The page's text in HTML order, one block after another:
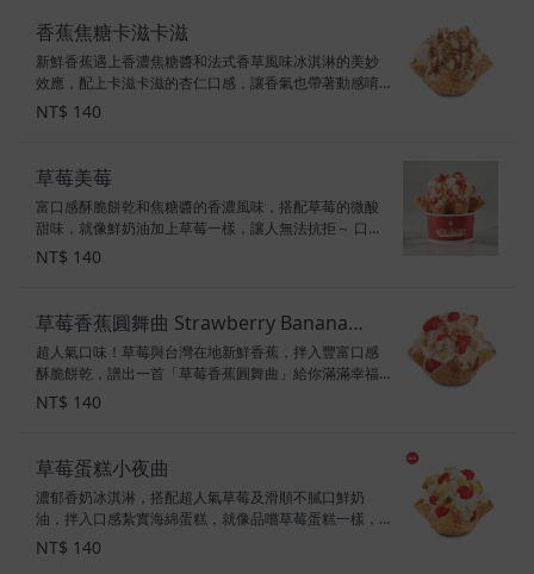
香蕉焦糖卡滋卡滋
新鮮香蕉遇上香濃焦糖醬和法式香草風味冰淇淋的美妙
效應，配上卡滋卡滋的杏仁口感，讓香氣也帶著動感唷
～ 配料：焦糖醬、香蕉、烤杏仁 甜度：3顆半星 素食標
示：奶蛋素
NT$ 140
草莓美莓
富口感酥脆餅乾和焦糖醬的香濃風味，搭配草莓的微酸
甜味，就像鮮奶油加上草莓一樣，讓人無法抗拒～ 口
味：草莓冰淇淋 配料：鮮奶油、酥脆餅乾、焦糖醬、草
莓 甜度：3顆星 素食標示：奶素
NT$ 140
草莓香蕉圓舞曲 Strawberry Banana
Rendezvous
超人氣口味！草莓與台灣在地新鮮香蕉，拌入豐富口感
酥脆餅乾，譜出一首「草莓香蕉圓舞曲」給你滿滿幸福
活力～ 配料：白巧克力風味碎片、酥脆餅乾、草莓、香
蕉 甜度：3顆半星 素食標示：葷食
NT$ 140
草莓蛋糕小夜曲
濃郁香奶冰淇淋，搭配超人氣草莓及滑順不膩口鮮奶
油，拌入口感紮實海綿蛋糕，就像品嚐草莓蛋糕一樣，
幸福滋味讓人無法忘懷，一起共譜一曲甜蜜的小夜曲吧!
配料：草莓、海綿蛋糕、鮮奶油 甜度：3顆星 素食標
NT$ 140